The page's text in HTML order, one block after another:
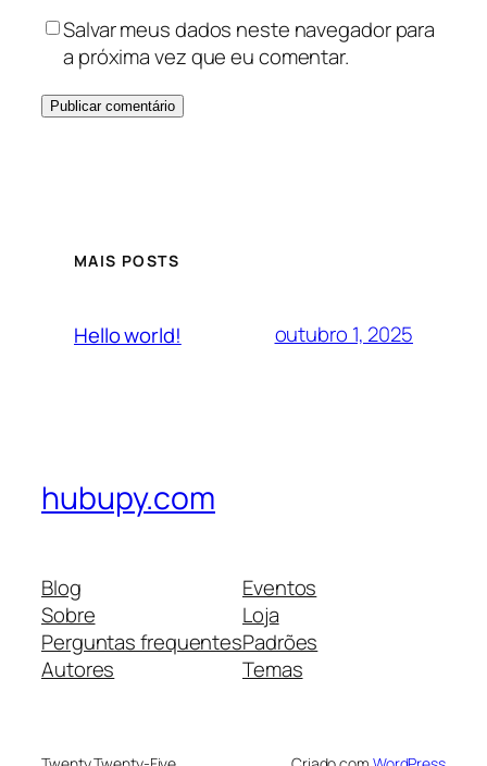
Salvar meus dados neste navegador para
a próxima vez que eu comentar.
MAIS POSTS
Hello world! outubro 1, 2025
hubupy.com
Blog
Sobre
Perguntas frequentes
Autores
Eventos
Loja
Padrões
Temas